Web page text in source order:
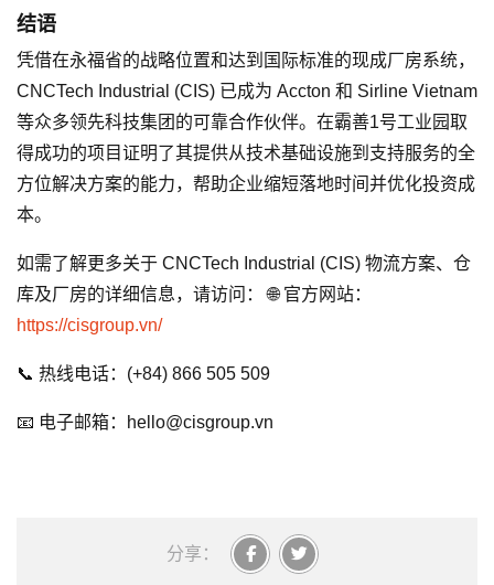
结语
凭借在永福省的战略位置和达到国际标准的现成厂房系统，
CNCTech Industrial (CIS) 已成为 Accton 和 Sirline Vietnam
等众多领先科技集团的可靠合作伙伴。在霸善1号工业园取
得成功的项目证明了其提供从技术基础设施到支持服务的全
方位解决方案的能力，帮助企业缩短落地时间并优化投资成
本。
如需了解更多关于 CNCTech Industrial (CIS) 物流方案、仓
库及厂房的详细信息，请访问： 🌐 官方网站：
https://cisgroup.vn/
📞 热线电话：(+84) 866 505 509
📧 电子邮箱：hello@cisgroup.vn
分享：